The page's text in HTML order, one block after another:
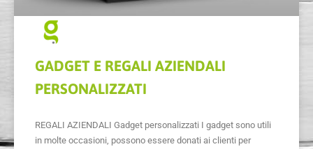
GADGET E REGALI AZIENDALI
PERSONALIZZATI
REGALI AZIENDALI Gadget personalizzati I gadget sono utili
in molte occasioni, possono essere donati ai clienti per